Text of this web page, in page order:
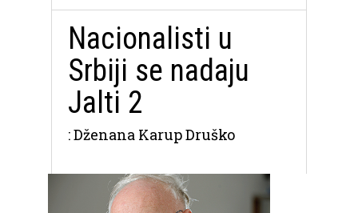
Nacionalisti u
Srbiji se nadaju
Jalti 2
: Dženana Karup Druško